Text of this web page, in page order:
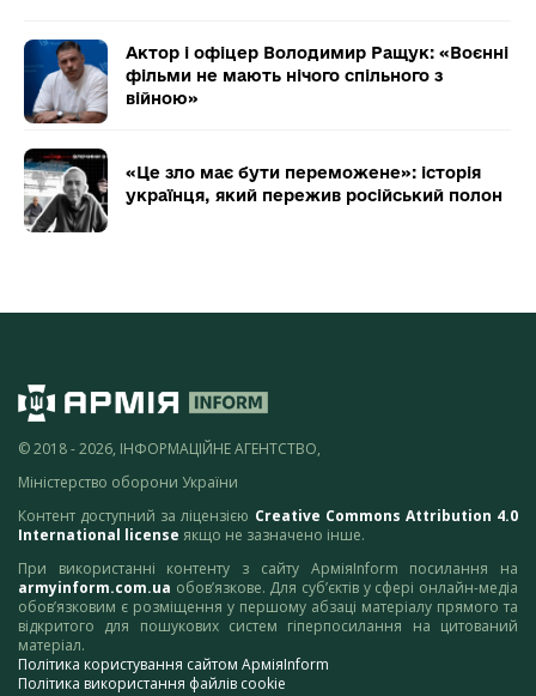
Актор і офіцер Володимир Ращук: «Воєнні
фільми не мають нічого спільного з
війною»
«Це зло має бути переможене»: історія
українця, який пережив російський полон
© 2018 - 2026, ІНФОРМАЦІЙНЕ АГЕНТСТВО,
Міністерство оборони України
Контент доступний за ліцензією Creative Commons Attribution 4.0
International license якщо не зазначено інше.
При використанні контенту з сайту АрміяInform посилання на
armyinform.com.ua обов’язкове. Для суб’єктів у сфері онлайн-медіа
обов’язковим є розміщення у першому абзаці матеріалу прямого та
відкритого для пошукових систем гіперпосилання на цитований
матеріал.
Політика користування сайтом АрміяInform
Політика використання файлів cookie